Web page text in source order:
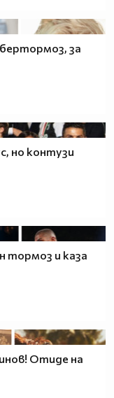
за
но контузи
тормоз и каза
Отиде на